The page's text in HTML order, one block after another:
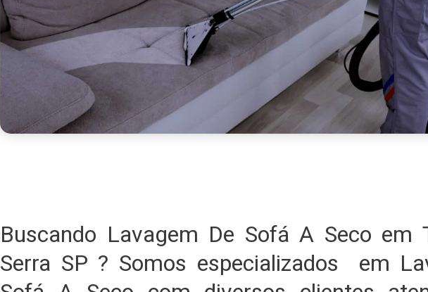
Buscando Lavagem De Sofá A Seco em
Serra SP ? Somos especializados em